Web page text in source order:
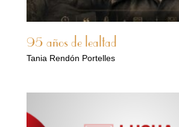
95 años de lealtad
Tania Rendón Portelles